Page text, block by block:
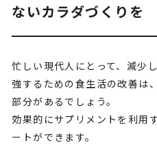
ないカラダづくりを
忙しい現代人にとって、減少
強するための食生活の改善は
部分があるでしょう。
効果的にサプリメントを利用
ートができます。